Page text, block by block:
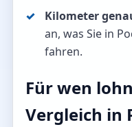
Kilometer
an, was Sie in
fahren.
Für wen
Vergleich in